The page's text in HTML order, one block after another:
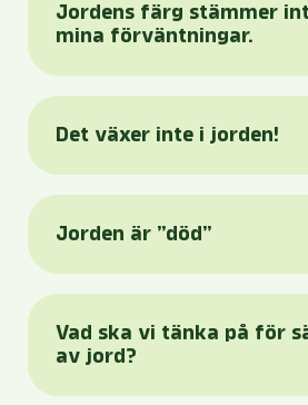
Jordens färg stämmer
mina förväntningar.
Det växer inte i jorden!
Jorden är ”död”
Vad ska vi tänka på för
av jord?